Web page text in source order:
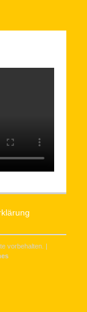
vorbehalten. |